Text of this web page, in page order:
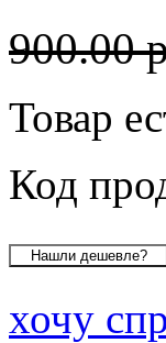
900.00
Товар
Код
хочу